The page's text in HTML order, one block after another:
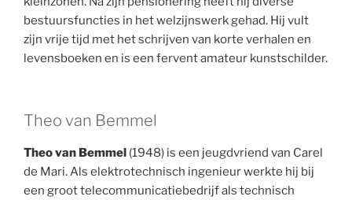
bestuursfuncties in het welzijnswerk gehad. Hij vult
zijn vrije tijd met het schrijven van korte verhalen en
levensboeken en is een fervent amateur kunstschilder.
Theo van Bemmel
Theo van Bemmel (1948) is een jeugdvriend van Carel
de Mari. Als elektrotechnisch ingenieur werkte hij bij
een groot telecommunicatiebedrijf als technisch